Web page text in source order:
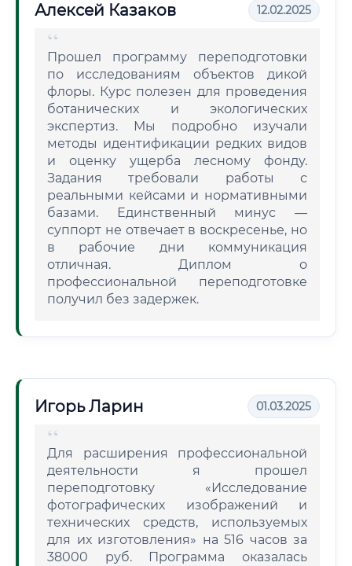
Алексей Казаков 12.02.2025
Прошел программу переподготовки
по исследованиям объектов дикой
флоры. Курс полезен для проведения
ботанических и экологических
экспертиз. Мы подробно изучали
методы идентификации редких видов
и оценку ущерба лесному фонду.
Задания требовали работы с
реальными кейсами и нормативными
базами. Единственный минус —
суппорт не отвечает в воскресенье, но
в рабочие дни коммуникация
отличная. Диплом о
профессиональной переподготовке
получил без задержек.
Игорь Ларин 01.03.2025
Для расширения профессиональной
деятельности я прошел
переподготовку «Исследование
фотографических изображений и
технических средств, используемых
для их изготовления» на 516 часов за
38000 руб. Программа оказалась